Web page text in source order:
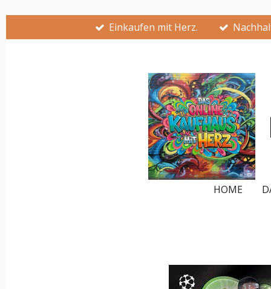
springen
Einkaufen mit Herz.
HOME